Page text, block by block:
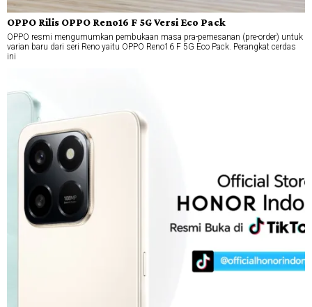
OPPO Rilis OPPO Reno16 F 5G Versi Eco Pack
OPPO resmi mengumumkan pembukaan masa pra-pemesanan (pre-order) untuk
varian baru dari seri Reno yaitu OPPO Reno16 F 5G Eco Pack. Perangkat cerdas
ini